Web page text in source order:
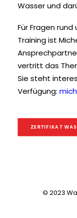
Wasser und
Für Fragen
Training ist
vertritt das
Sie steht
Verfügung:
ZERTIFIKAT
© 2023